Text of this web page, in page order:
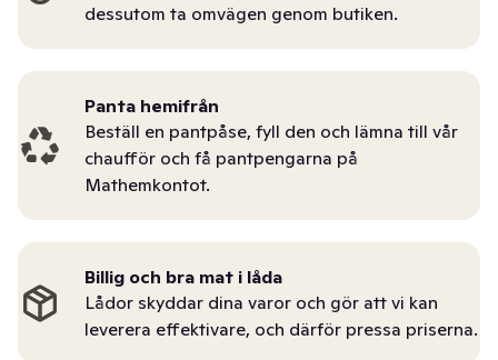
dessutom ta omvägen genom butiken.
Panta hemifrån
Beställ en pantpåse, fyll den och lämna till vår
chaufför och få pantpengarna på
Mathemkontot.
Billig och bra mat i låda
Lådor skyddar dina varor och gör att vi kan
leverera effektivare, och därför pressa priserna.